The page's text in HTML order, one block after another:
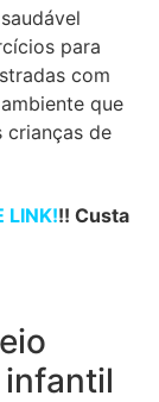
para
com
que
crianças de
LINK!!! Custa
infantil